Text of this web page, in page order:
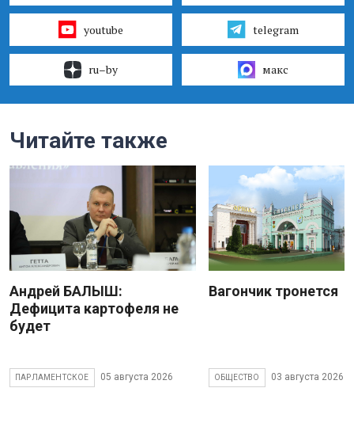
youtube telegram
ru–by макс
Читайте также
Андрей БАЛЫШ:
Дефицита картофеля не
будет
ПАРЛАМЕНТСКОЕ 05 августа 2026
Вагончик тронется
ОБЩЕСТВО 03 августа 2026